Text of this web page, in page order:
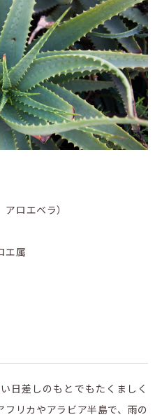
ロエベラ）
エ属
日差しのもとでもたくましく
リカやアラビア半島で、雨の